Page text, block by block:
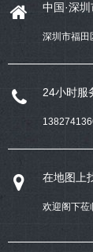
中国·深
深圳市福田
24小时服
在地图上
欢迎阁下莅